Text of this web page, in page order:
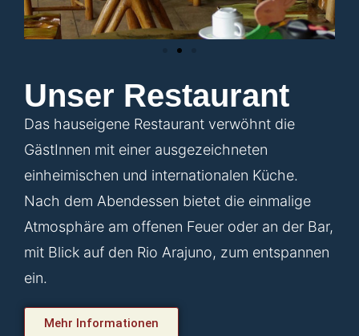
Unser Restaurant
Das hauseigene Restaurant verwöhnt die
GästInnen mit einer ausgezeichneten
einheimischen und internationalen Küche.
Nach dem Abendessen bietet die einmalige
Atmosphäre am offenen Feuer oder an der Bar,
mit Blick auf den Rio Arajuno, zum entspannen
ein.
Mehr Informationen